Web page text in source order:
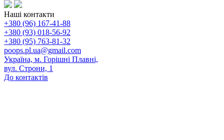
Наші контакти
+380 (96) 167-41-88
+380 (93) 018-56-92
+380 (95) 763-81-32
poops.pl.ua@gmail.com
Україна, м. Горішні Плавні,
вул. Строни, 1
До контактів